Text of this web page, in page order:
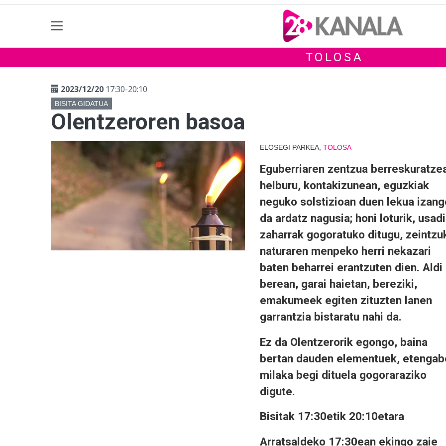
TOLOSA
2023/12/20 17:30-20:10
BISITA GIDATUA
Olentzeroren basoa
ELOSEGI PARKEA, TOLOSA
Eguberriaren zentzua
helburu, kontakizunean, eguzkiak
neguko solstizioan duen lekua
da ardatz nagusia; honi loturik,
zaharrak gogoratuko ditugu,
naturaren menpeko herri nekazari
baten beharrei erantzuten dien. Aldi
berean, garai haietan, bereziki,
emakumeek egiten zituzten lanen
garrantzia bistaratu nahi da.
Ez da Olentzerorik egongo, baina
bertan dauden elementuek,
milaka begi dituela gogoraraziko
digute.
Bisitak 17:30etik 20:10etara
Arratsaldeko 17:30ean ekingo zaie